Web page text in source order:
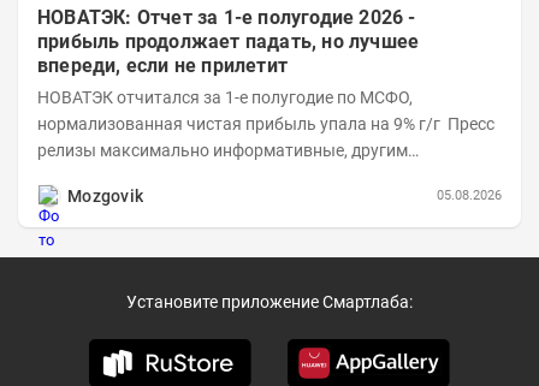
НОВАТЭК: Отчет за 1-е полугодие 2026 -
прибыль продолжает падать, но лучшее
впереди, если не прилетит
НОВАТЭК отчитался за 1-е полугодие по МСФО,
нормализованная чистая прибыль упала на 9% г/г Пресс
релизы максимально информативные, другим
Mozgovik
05.08.2026
Установите приложение Смартлаба: